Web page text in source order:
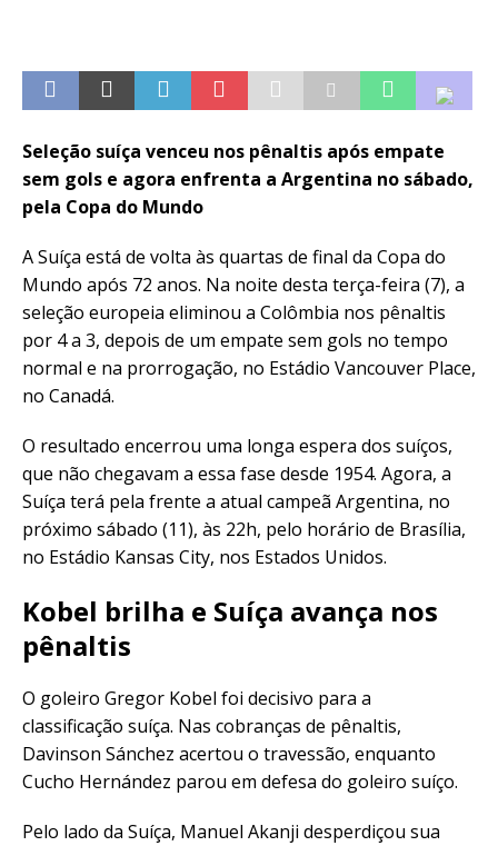
Seleção suíça venceu nos pênaltis após empate
sem gols e agora enfrenta a Argentina no sábado,
pela Copa do Mundo
A Suíça está de volta às quartas de final da Copa do
Mundo após 72 anos. Na noite desta terça-feira (7), a
seleção europeia eliminou a Colômbia nos pênaltis
por 4 a 3, depois de um empate sem gols no tempo
normal e na prorrogação, no Estádio Vancouver Place,
no Canadá.
O resultado encerrou uma longa espera dos suíços,
que não chegavam a essa fase desde 1954. Agora, a
Suíça terá pela frente a atual campeã Argentina, no
próximo sábado (11), às 22h, pelo horário de Brasília,
no Estádio Kansas City, nos Estados Unidos.
Kobel brilha e Suíça avança nos
pênaltis
O goleiro Gregor Kobel foi decisivo para a
classificação suíça. Nas cobranças de pênaltis,
Davinson Sánchez acertou o travessão, enquanto
Cucho Hernández parou em defesa do goleiro suíço.
Pelo lado da Suíça, Manuel Akanji desperdiçou sua